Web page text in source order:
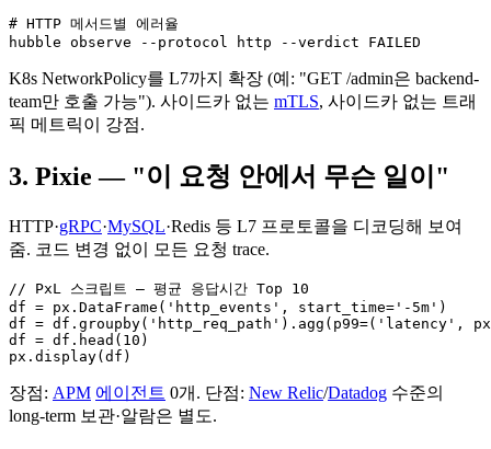
# HTTP 메서드별 에러율
hubble observe --protocol http --verdict FAILED
K8s NetworkPolicy를 L7까지 확장 (예: "GET /admin은 backend-
team만 호출 가능"). 사이드카 없는 mTLS, 사이드카 없는 트래
픽 메트릭이 강점.
3. Pixie — "이 요청 안에서 무슨 일이"
HTTP·gRPC·MySQL·Redis 등 L7 프로토콜을 디코딩해 보여
줌. 코드 변경 없이 모든 요청 trace.
// PxL 스크립트 — 평균 응답시간 Top 10
df = px.DataFrame('http_events', start_time='-5m')
df = df.groupby('http_req_path').agg(p99=('latency',
df = df.head(10)
px.display(df)
장점: APM 에이전트 0개. 단점: New Relic/Datadog 수준의
long-term 보관·알람은 별도.